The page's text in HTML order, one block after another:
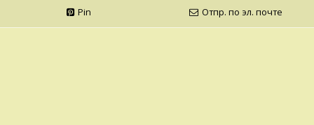
Pin Отпр. по эл. почте